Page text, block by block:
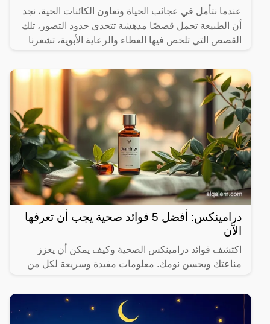
عندما نتأمل في عجائب الحياة وتعاون الكائنات الحية، نجد
أن الطبيعة تحمل قصصًا مدهشة تتحدى حدود التصور، تلك
القصص التي تلخص فيها العطاء والرعاية الأبوية، تشعرنا
درامينكس: أفضل 5 فوائد صحية يجب أن تعرفها
الآن
اكتشف فوائد درامينكس الصحية وكيف يمكن أن يعزز
مناعتك ويحسن نومك. معلومات مفيدة وسريعة لكل من